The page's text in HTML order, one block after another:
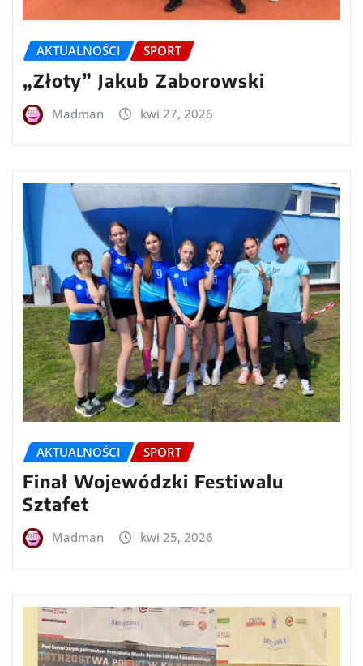
AKTUALNOŚCI SPORT
„Złoty” Jakub Zaborowski
Madman kwi 27, 2026
AKTUALNOŚCI SPORT
Finał Wojewódzki Festiwalu
Sztafet
Madman kwi 25, 2026